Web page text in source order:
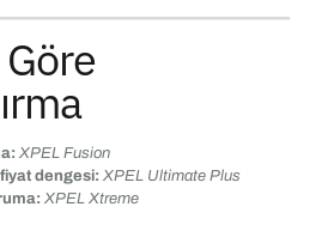
XPEL Fusion
dengesi: XPEL Ultimate Plus
XPEL Xtreme